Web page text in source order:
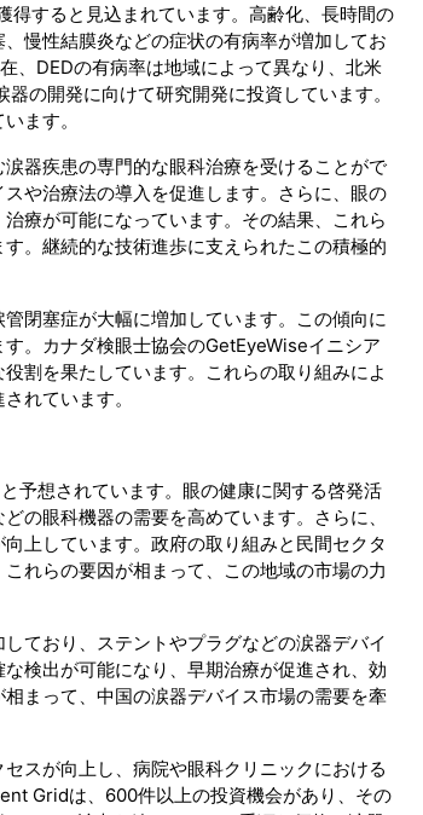
すると見込まれています。高齢化、長時間の
慢性結膜炎などの症状の有病率が増加してお
、DEDの有病率は地域によって異なり、北米
の開発に向けて研究開発に投資しています。
ます。
器疾患の専門的な眼科治療を受けることがで
や治療法の導入を促進します。さらに、眼の
療が可能になっています。その結果、これら
。継続的な技術進歩に支えられたこの積極的
閉塞症が大幅に増加しています。この傾向に
。カナダ検眼士協会のGetEyeWiseイニシア
割を果たしています。これらの取り組みによ
れています。
予想されています。眼の健康に関する啓発活
の眼科機器の需要を高めています。さらに、
上しています。政府の取り組みと民間セクタ
れらの要因が相まって、この地域の市場の力
ており、ステントやプラグなどの涙器デバイ
検出が可能になり、早期治療が促進され、効
まって、中国の涙器デバイス市場の需要を牽
スが向上し、病院や眼科クリニックにおける
Gridは、600件以上の投資機会があり、その